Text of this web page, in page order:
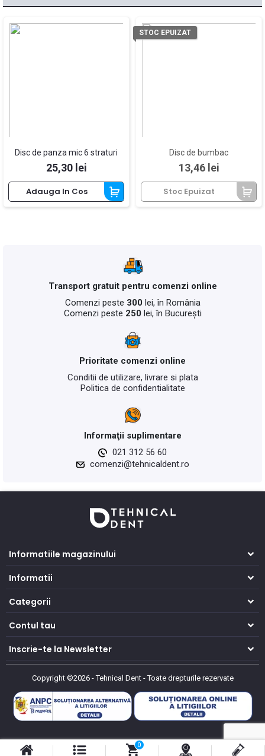
Disc de panza mic 6 straturi
Pret
25,30 lei
Adauga In Cos
Disc de bumbac
Pret
13,46 lei
Stoc Epuizat
STOC EPUIZAT
Transport gratuit pentru comenzi online
Comenzi peste 300lei, în România
Comenzi peste 250lei, în București
Prioritate comenzi online
Conditii de utilizare, livrare si plata
Politica de confidentialitate
Informaţii suplimentare
021 312 56 60
comenzi@tehnicaldent.ro
Informatiile magazinului
Informatii
Categorii
Contul tau
Inscrie-te la Newsletter
Copyright ©2026 - Tehnical Dent - Toate drepturile rezervate
0